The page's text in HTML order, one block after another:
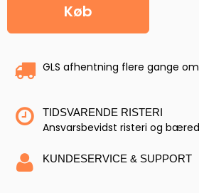
Køb
GLS afhentning flere gange
TIDSVARENDE RISTERI
Ansvarsbevidst risteri og
KUNDESERVICE & SUPPORT